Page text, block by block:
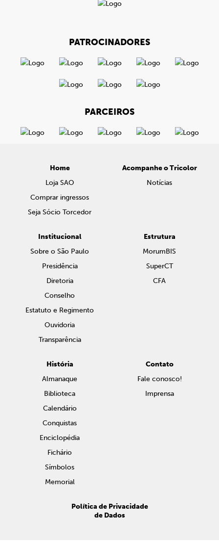
PATROCINADORES
PARCEIROS
Home
Loja SAO
Comprar ingressos
Seja Sócio Torcedor
Acompanhe o Tricolor
Notícias
Institucional
Sobre o São Paulo
Presidência
Diretoria
Conselho
Estatuto e Regimento
Ouvidoria
Transparência
Estrutura
MorumBIS
SuperCT
CFA
História
Almanaque
Biblioteca
Calendário
Conquistas
Enciclopédia
Fichário
Símbolos
Memorial
Contato
Fale conosco!
Imprensa
Política de Privacidade
de Dados